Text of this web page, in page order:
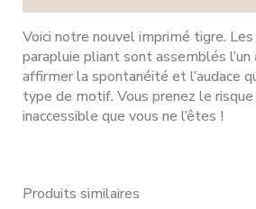
Voici notre nouvel imprimé tigre. Les
parapluie pliant sont assemblés l’un
affirmer la spontanéité et l’audace
type de motif. Vous prenez le
inaccessible que vous ne l’êtes !
Produits similaires